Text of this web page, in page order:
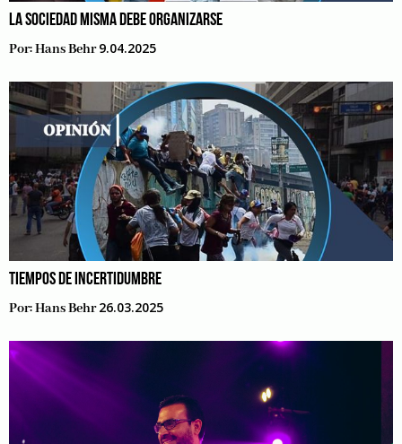
LA SOCIEDAD MISMA DEBE ORGANIZARSE
Por:Hans Behr 9.04.2025
TIEMPOS DE INCERTIDUMBRE
Por:Hans Behr 26.03.2025